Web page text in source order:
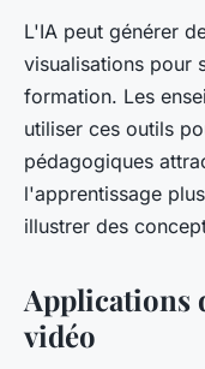
L'IA peut générer
visualisations pour
formation. Les
utiliser ces outils
pédagogiques
l'apprentissage
illustrer des
Applications
vidéo